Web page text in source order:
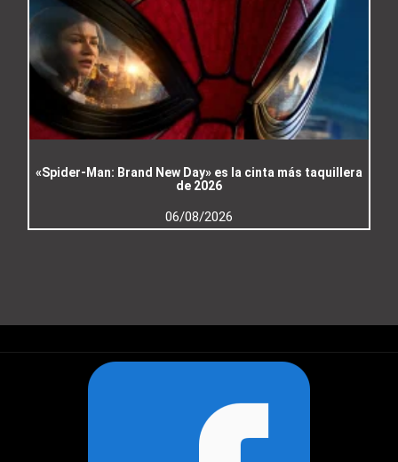
«Spider-Man: Brand New Day» es la cinta más taquillera
de 2026
06/08/2026